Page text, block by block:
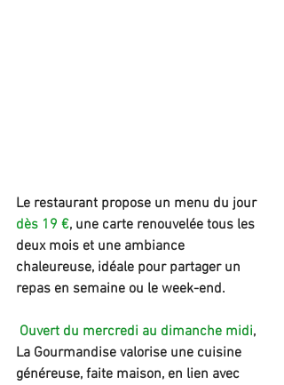
Le restaurant propose un menu du jour
dès 19 €, une carte renouvelée tous les
deux mois et une ambiance
chaleureuse, idéale pour partager un
repas en semaine ou le week-end.
Ouvert du mercredi au dimanche midi,
La Gourmandise valorise une cuisine
généreuse, faite maison, en lien avec